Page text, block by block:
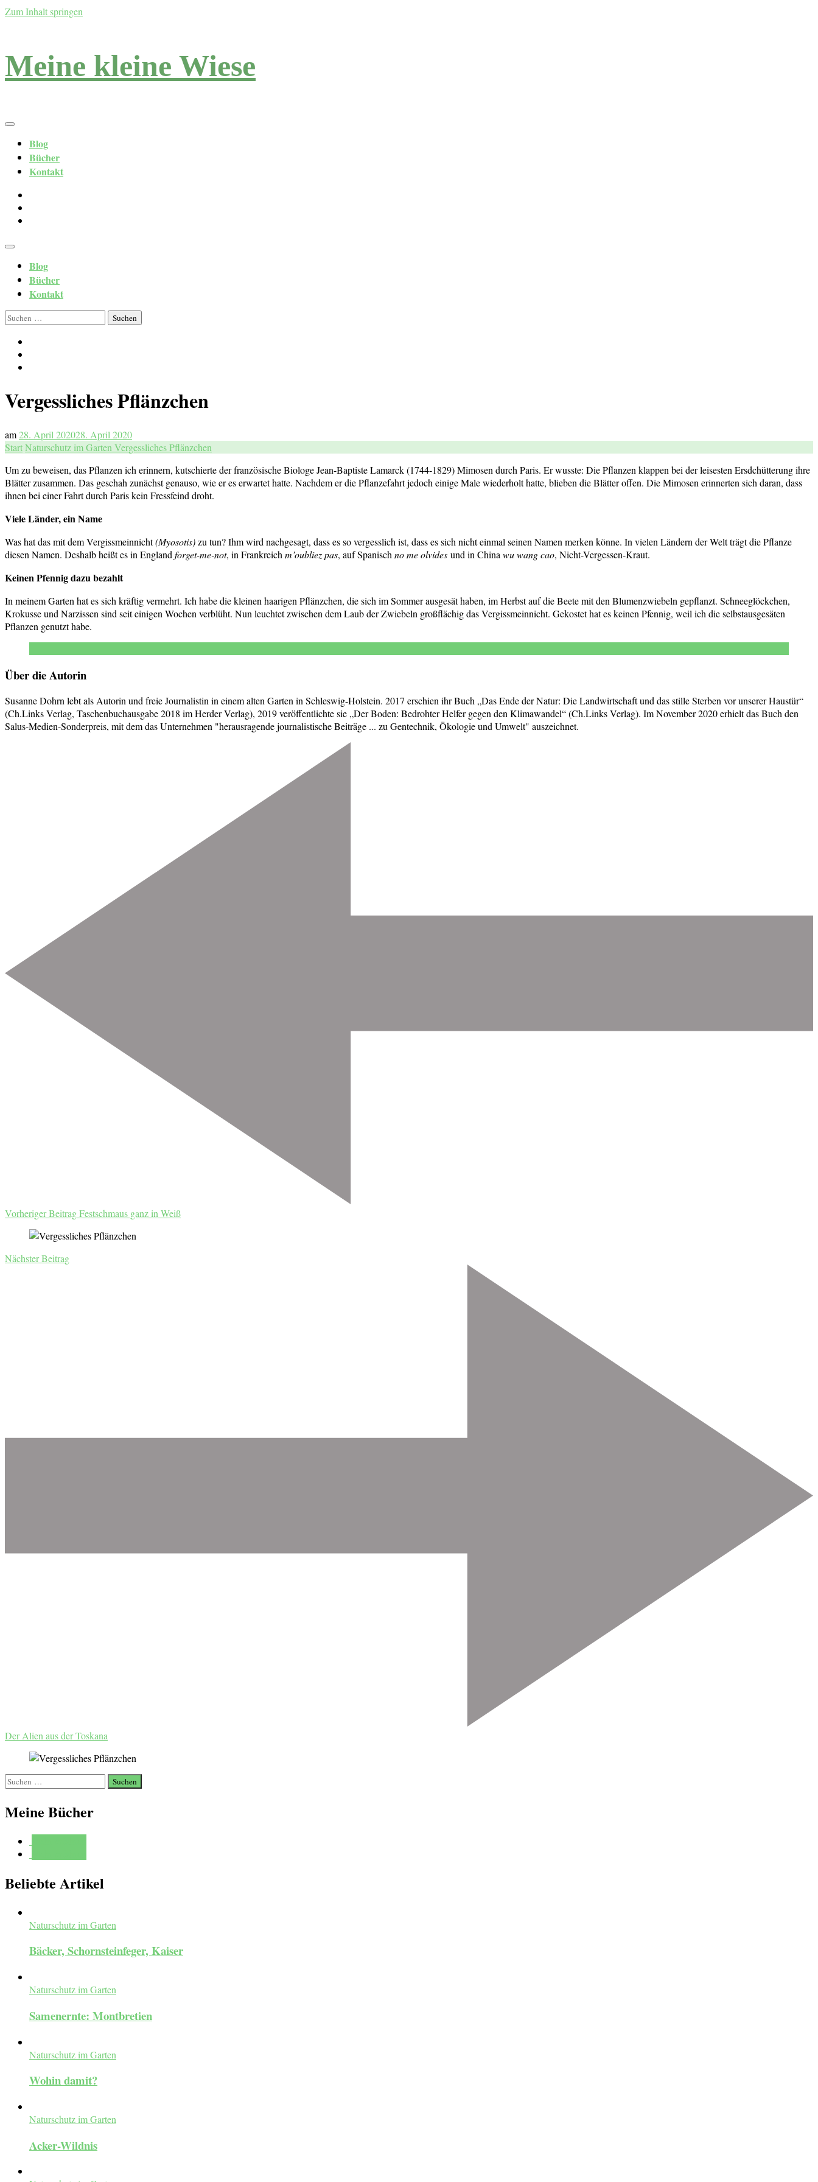
Zum Inhalt springen
Meine kleine Wiese
Blog
Bücher
Kontakt
Blog
Bücher
Kontakt
Suchen
nach:
Vergessliches Pflänzchen
am28. April 202028. April 2020
StartNaturschutz im Garten Vergessliches Pflänzchen
Um zu beweisen, das Pflanzen ich erinnern, kutschierte der französische Biologe Jean-Baptiste Lamarck (1744-1829) Mimosen durch Paris. Er wusste: Die Pflanzen klappen bei der leisesten Ersdchütterung ihre
Blätter zusammen. Das geschah zunächst genauso, wie er es erwartet hatte. Nachdem er die Pflanzefahrt jedoch einige Male wiederholt hatte, blieben die Blätter offen. Die Mimosen erinnerten sich daran, dass
ihnen bei einer Fahrt durch Paris kein Fressfeind droht.
Viele Länder, ein Name
Was hat das mit dem Vergissmeinnicht(Myosotis)zu tun? Ihm wird nachgesagt, dass es so vergesslich ist, dass es sich nicht einmal seinen Namen merken könne. In vielen Ländern der Welt trägt die Pflanze
diesen Namen. Deshalb heißt es in England forget-me-not, in Frankreich m’oubliez pas, auf Spanisch no me olvides und in China wu wang cao, Nicht-Vergessen-Kraut.
Keinen Pfennig dazu bezahlt
In meinem Garten hat es sich kräftig vermehrt. Ich habe die kleinen haarigen Pflänzchen, die sich im Sommer ausgesät haben, im Herbst auf die Beete mit den Blumenzwiebeln gepflanzt. Schneeglöckchen,
Krokusse und Narzissen sind seit einigen Wochen verblüht. Nun leuchtet zwischen dem Laub der Zwiebeln großflächig das Vergissmeinnicht. Gekostet hat es keinen Pfennig, weil ich die selbstausgesäten
Pflanzen genutzt habe.
Über die Autorin
Susanne Dohrn lebt als Autorin und freie Journalistin in einem alten Garten in Schleswig-Holstein. 2017 erschien ihr Buch „Das Ende der Natur: Die Landwirtschaft und das stille Sterben vor unserer Haustür“
(Ch.Links Verlag, Taschenbuchausgabe 2018 im Herder Verlag), 2019 veröffentlichte sie „Der Boden: Bedrohter Helfer gegen den Klimawandel“ (Ch.Links Verlag). Im November 2020 erhielt das Buch den
Salus-Medien-Sonderpreis, mit dem das Unternehmen "herausragende journalistische Beiträge ... zu Gentechnik, Ökologie und Umwelt" auszeichnet.
Vorheriger BeitragFestschmaus ganz in Weiß
Nächster Beitrag
Der Alien aus der Toskana
Suchen
nach:
Meine Bücher
Beliebte Artikel
Naturschutz im Garten
Bäcker, Schornsteinfeger, Kaiser
Naturschutz im Garten
Samenernte: Montbretien
Naturschutz im Garten
Wohin damit?
Naturschutz im Garten
Acker-Wildnis